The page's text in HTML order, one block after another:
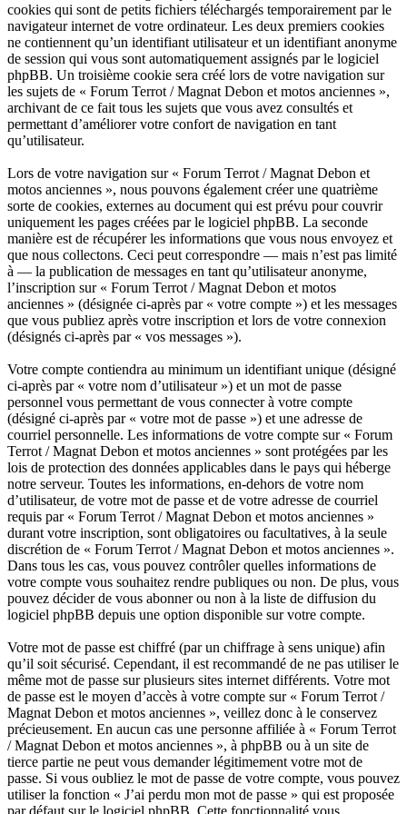
cookies qui sont de petits fichiers téléchargés temporairement par le
navigateur internet de votre ordinateur. Les deux premiers cookies
ne contiennent qu’un identifiant utilisateur et un identifiant anonyme
de session qui vous sont automatiquement assignés par le logiciel
phpBB. Un troisième cookie sera créé lors de votre navigation sur
les sujets de « Forum Terrot / Magnat Debon et motos anciennes »,
archivant de ce fait tous les sujets que vous avez consultés et
permettant d’améliorer votre confort de navigation en tant
qu’utilisateur.
Lors de votre navigation sur « Forum Terrot / Magnat Debon et
motos anciennes », nous pouvons également créer une quatrième
sorte de cookies, externes au document qui est prévu pour couvrir
uniquement les pages créées par le logiciel phpBB. La seconde
manière est de récupérer les informations que vous nous envoyez et
que nous collectons. Ceci peut correspondre — mais n’est pas limité
à — la publication de messages en tant qu’utilisateur anonyme,
l’inscription sur « Forum Terrot / Magnat Debon et motos
anciennes » (désignée ci-après par « votre compte ») et les messages
que vous publiez après votre inscription et lors de votre connexion
(désignés ci-après par « vos messages »).
Votre compte contiendra au minimum un identifiant unique (désigné
ci-après par « votre nom d’utilisateur ») et un mot de passe
personnel vous permettant de vous connecter à votre compte
(désigné ci-après par « votre mot de passe ») et une adresse de
courriel personnelle. Les informations de votre compte sur « Forum
Terrot / Magnat Debon et motos anciennes » sont protégées par les
lois de protection des données applicables dans le pays qui héberge
notre serveur. Toutes les informations, en-dehors de votre nom
d’utilisateur, de votre mot de passe et de votre adresse de courriel
requis par « Forum Terrot / Magnat Debon et motos anciennes »
durant votre inscription, sont obligatoires ou facultatives, à la seule
discrétion de « Forum Terrot / Magnat Debon et motos anciennes ».
Dans tous les cas, vous pouvez contrôler quelles informations de
votre compte vous souhaitez rendre publiques ou non. De plus, vous
pouvez décider de vous abonner ou non à la liste de diffusion du
logiciel phpBB depuis une option disponible sur votre compte.
Votre mot de passe est chiffré (par un chiffrage à sens unique) afin
qu’il soit sécurisé. Cependant, il est recommandé de ne pas utiliser le
même mot de passe sur plusieurs sites internet différents. Votre mot
de passe est le moyen d’accès à votre compte sur « Forum Terrot /
Magnat Debon et motos anciennes », veillez donc à le conservez
précieusement. En aucun cas une personne affiliée à « Forum Terrot
/ Magnat Debon et motos anciennes », à phpBB ou à un site de
tierce partie ne peut vous demander légitimement votre mot de
passe. Si vous oubliez le mot de passe de votre compte, vous pouvez
utiliser la fonction « J’ai perdu mon mot de passe » qui est proposée
par défaut sur le logiciel phpBB. Cette fonctionnalité vous